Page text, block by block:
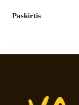
Paskirtis